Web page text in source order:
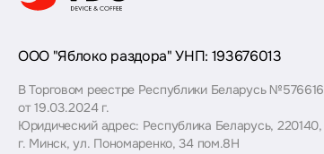
ООО "Яблоко раздора" УНП: 193676013
В Торговом реестре Республики Беларусь №576616
от 19.03.2024 г.
Юридический адрес: Республика Беларусь, 220140,
г. Минск, ул. Пономаренко, 34 пом.8Н